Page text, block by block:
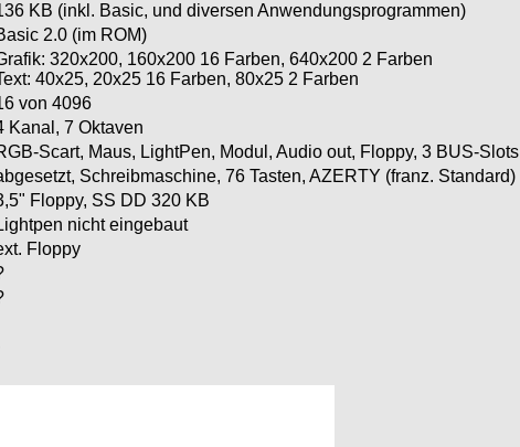
KB (inkl. Basic, und diversen Anwendungsprogrammen)
2.0 (im ROM)
320x200, 160x200 16 Farben, 640x200 2 Farben
40x25, 20x25 16 Farben, 80x25 2 Farben
von 4096
Kanal, 7 Oktaven
Scart, Maus, LightPen, Modul, Audio out, Floppy, 3 BUS-Slots
Schreibmaschine, 76 Tasten, AZERTY (franz. Standard)
Floppy, SS DD 320 KB
nicht eingebaut
Floppy